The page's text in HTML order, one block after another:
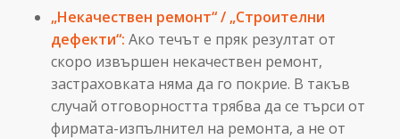
„Некачествен ремонт“ / „Строителни
дефекти“: Ако течът е пряк резултат от
скоро извършен некачествен ремонт,
застраховката няма да го покрие. В такъв
случай отговорността трябва да се търси от
фирмата-изпълнител на ремонта, а не от